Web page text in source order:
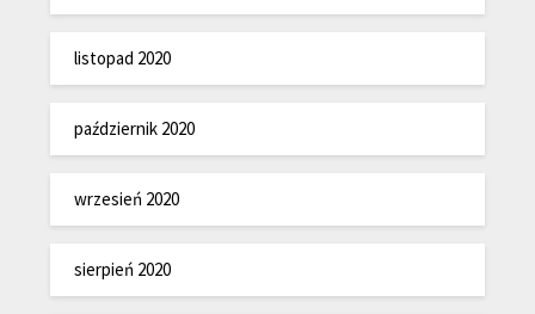
listopad 2020
październik 2020
wrzesień 2020
sierpień 2020